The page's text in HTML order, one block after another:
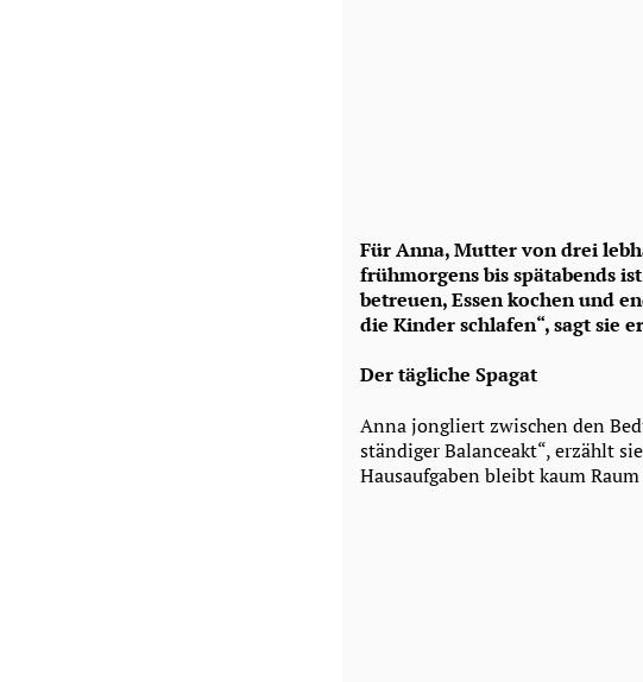
Für Anna, Mutter von drei
frühmorgens bis spätabends
betreuen, Essen kochen und
die Kinder schlafen“, sagt sie
Der tägliche Spagat
Anna jongliert zwischen den
ständiger Balanceakt“, erzählt
Hausaufgaben bleibt kaum